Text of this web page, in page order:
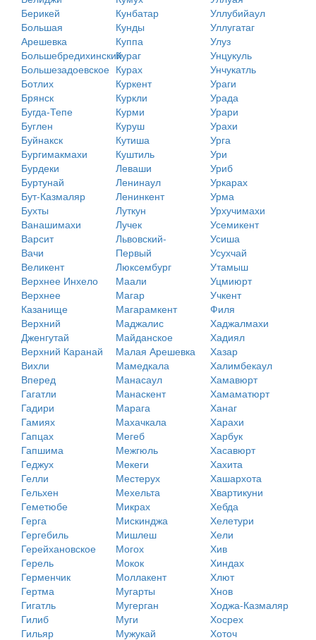
Берикей
Большая
Арешевка
Большебредихинский
Большезадоевское
Ботлих
Брянск
Бугда-Тепе
Буглен
Буйнакск
Бургимакмахи
Бурдеки
Буртунай
Бут-Казмаляр
Бухты
Ванашимахи
Варсит
Вачи
Великент
Верхнее Инхело
Верхнее
Казанище
Верхний
Дженгутай
Верхний Каранай
Вихли
Вперед
Гагатли
Гадири
Гамиях
Гапцах
Гапшима
Геджух
Гелли
Гельхен
Геметюбе
Герга
Гергебиль
Герейхановское
Герель
Герменчик
Гертма
Гигатль
Гилиб
Гильяр
Кунбатар
Кунды
Куппа
Кураг
Курах
Куркент
Куркли
Курми
Куруш
Кутиша
Куштиль
Леваши
Ленинаул
Ленинкент
Луткун
Лучек
Львовский-
Первый
Люксембург
Маали
Магар
Магарамкент
Маджалис
Майданское
Малая Арешевка
Мамедкала
Манасаул
Манаскент
Марага
Махачкала
Мегеб
Межгюль
Мекеги
Местерух
Мехельта
Микрах
Мискинджа
Мишлеш
Могох
Мокок
Моллакент
Мугарты
Мугерган
Муги
Мужукай
Уллубийаул
Уллугатаг
Улуз
Унцукуль
Унчукатль
Ураги
Урада
Урари
Урахи
Урга
Ури
Уриб
Уркарах
Урма
Урхучимахи
Усемикент
Усиша
Усухчай
Утамыш
Уцмиюрт
Учкент
Филя
Хаджалмахи
Хадиял
Хазар
Халимбекаул
Хамавюрт
Хамаматюрт
Ханаг
Харахи
Харбук
Хасавюрт
Хахита
Хашархота
Хвартикуни
Хебда
Хелетури
Хели
Хив
Хиндах
Хлют
Хнов
Ходжа-Казмаляр
Хосрех
Хоточ